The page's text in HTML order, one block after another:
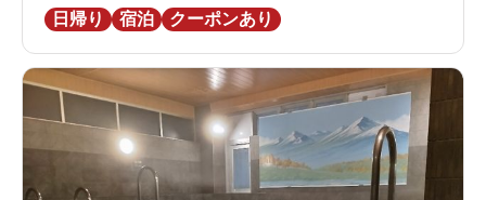
日帰り
宿泊 クーポンあり